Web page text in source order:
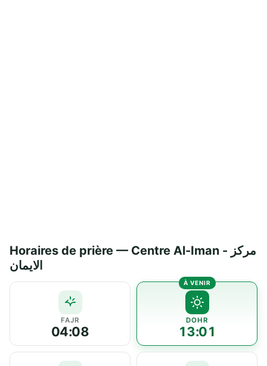
Horaires de prière — Centre Al-Iman - مركز
الايمان
FAJR
04:08
DOHR
13:01